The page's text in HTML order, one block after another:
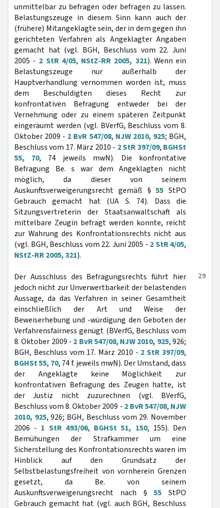
unmittelbar zu befragen oder befragen zu lassen.
Belastungszeuge in diesem Sinn kann auch der
(frühere) Mitangeklagte sein, der in dem gegen ihn
gerichteten Verfahren als Angeklagter Angaben
gemacht hat (vgl. BGH, Beschluss vom 22. Juni
2005 - 2 StR 4/05, NStZ-RR 2005, 321). Wenn ein
Belastungszeuge nur außerhalb der
Hauptverhandlung vernommen worden ist, muss
dem Beschuldigten dieses Recht zur
konfrontativen Befragung entweder bei der
Vernehmung oder zu einem späteren Zeitpunkt
eingeräumt werden (vgl. BVerfG, Beschluss vom 8.
Oktober 2009 - 2 BvR 547/08, NJW 2010, 925; BGH,
Beschluss vom 17. März 2010 - 2 StR 397/09, BGHSt
55, 70, 74 jeweils mwN). Die konfrontative
Befragung Be. s war dem Angeklagten nicht
möglich, da dieser von seinem
Auskunftsverweigerungsrecht gemäß §55 StPO
Gebrauch gemacht hat (UA S. 74). Dass die
Sitzungsvertreterin der Staatsanwaltschaft als
mittelbare Zeugin befragt werden konnte, reicht
zur Wahrung des Konfrontationsrechts nicht aus
(vgl. BGH, Beschluss vom 22. Juni 2005 - 2 StR 4/05,
NStZ-RR 2005, 321).
29
Der Ausschluss des Befragungsrechts führt hier
jedoch nicht zur Unverwertbarkeit der belastenden
Aussage, da das Verfahren in seiner Gesamtheit
einschließlich der Art und Weise der
Beweiserhebung und -würdigung den Geboten der
Verfahrensfairness genügt (BVerfG, Beschluss vom
8. Oktober 2009 - 2 BvR 547/08, NJW 2010, 925, 926;
BGH, Beschluss vom 17. März 2010 - 2 StR 397/09,
BGHSt 55, 70, 74 f. jeweils mwN). Der Umstand, dass
der Angeklagte keine Möglichkeit zur
konfrontativen Befragung des Zeugen hatte, ist
der Justiz nicht zuzurechnen (vgl. BVerfG,
Beschluss vom 8. Oktober 2009 - 2 BvR 547/08, NJW
2010, 925, 926; BGH, Beschluss vom 29. November
2006 - 1 StR 493/06, BGHSt 51, 150, 155). Den
Bemühungen der Strafkammer um eine
Sicherstellung des Konfrontationsrechts waren im
Hinblick auf den Grundsatz der
Selbstbelastungsfreiheit von vornherein Grenzen
gesetzt, da Be. von seinem
Auskunftsverweigerungsrecht nach §55 StPO
Gebrauch gemacht hat (vgl. auch BGH, Beschluss